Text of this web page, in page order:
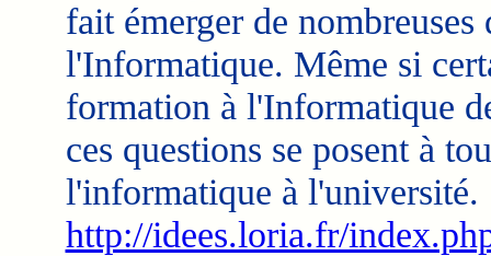
fait émerger de
l'Informatique. Même si
formation à l'Informatique
ces questions se posent à
l'informatique à l'université.
http://idees.loria.fr/